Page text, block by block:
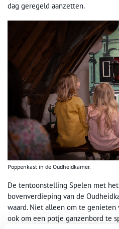
dag geregeld aanzetten.
Poppenkast in de Oudheidkamer.
De tentoonstelling Spelen met
bovenverdieping van de
waard. Niet alleen om te genieten
ook om een potje ganzenbord te